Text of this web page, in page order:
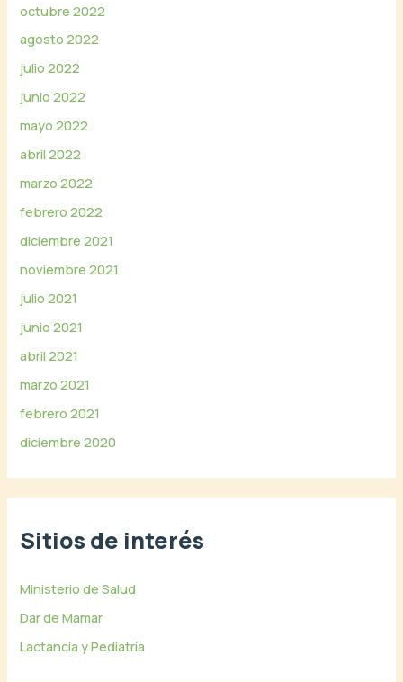
octubre 2022
agosto 2022
julio 2022
junio 2022
mayo 2022
abril 2022
marzo 2022
febrero 2022
diciembre 2021
noviembre 2021
julio 2021
junio 2021
abril 2021
marzo 2021
febrero 2021
diciembre 2020
Sitios de interés
Ministerio de Salud
Dar de Mamar
Lactancia y Pediatría